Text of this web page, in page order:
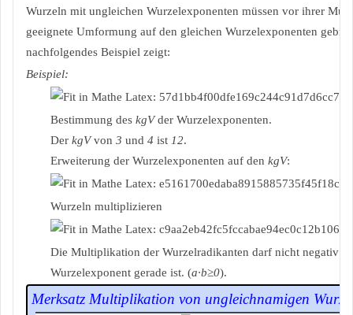
Wurzeln mit ungleichen Wurzelexponenten müssen vor ihrer
geeignete Umformung auf den gleichen Wurzelexponenten
nachfolgendes Beispiel zeigt:
Beispiel:
Bestimmung des kgVder Wurzelexponenten.
Der kgVvon 3 und 4 ist 12.
Erweiterung der Wurzelexponenten auf den kgV:
Wurzeln multiplizieren
Die Multiplikation der Wurzelradikanten darf nicht negativ
Wurzelexponent gerade ist. (a∙b≥0).
Merksatz Multiplikation von ungleichnamigen